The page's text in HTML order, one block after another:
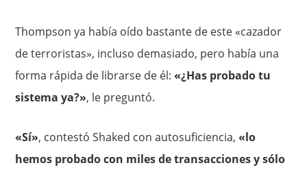
Thompson ya había oído bastante de este «cazador
de terroristas», incluso demasiado, pero había una
forma rápida de librarse de él:«¿Has probado tu
sistema ya?», le preguntó.
«Sí», contestó Shaked con autosuficiencia,«lo
hemos probado con miles de transacciones y sólo